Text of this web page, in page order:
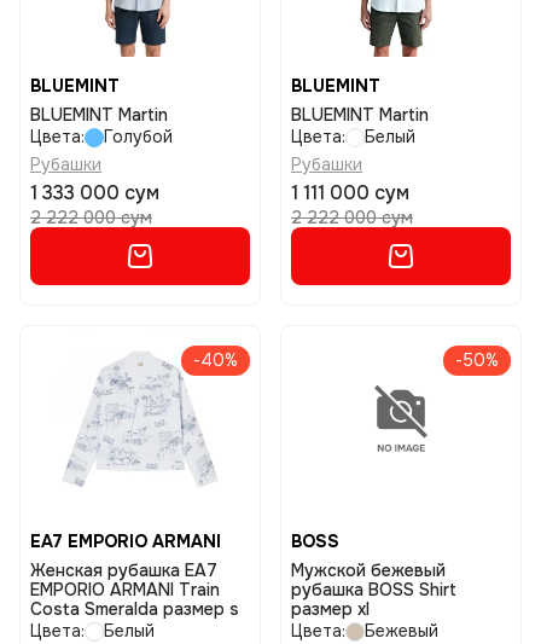
BLUEMINT
BLUEMINT Martin
Цвета:
Голубой
Рубашки
1 333 000 сум
2 222 000 сум
BLUEMINT
BLUEMINT Martin
Цвета:
Белый
Рубашки
1 111 000 сум
2 222 000 сум
-40%
EA7 EMPORIO ARMANI
Женская рубашка EA7
EMPORIO ARMANI Train
Costa Smeralda размер s
Цвета:
Белый
-50%
BOSS
Мужской бежевый
рубашка BOSS Shirt
размер xl
Цвета:
Бежевый